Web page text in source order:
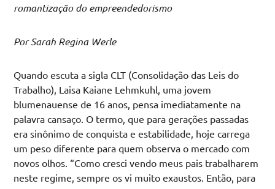
romantização do empreendedorismo
Por Sarah Regina Werle
Quando escuta a sigla CLT (Consolidação das Leis do
Trabalho), Laisa Kaiane Lehmkuhl, uma jovem
blumenauense de 16 anos, pensa imediatamente na
palavra cansaço. O termo, que para gerações passadas
era sinônimo de conquista e estabilidade, hoje carrega
um peso diferente para quem observa o mercado com
novos olhos. “Como cresci vendo meus pais trabalharem
neste regime, sempre os vi muito exaustos. Então, para